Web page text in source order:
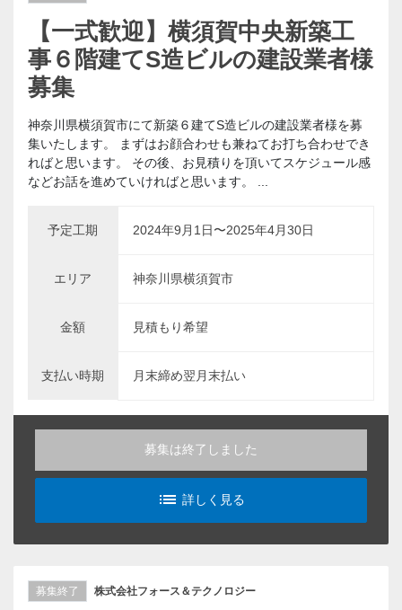
【一式歓迎】横須賀中央新築工
事６階建てS造ビルの建設業者様
募集
神奈川県横須賀市にて新築６建てS造ビルの建設業者様を募
集いたします。 まずはお顔合わせも兼ねてお打ち合わせでき
ればと思います。 その後、お見積りを頂いてスケジュール感
などお話を進めていければと思います。 ...
予定工期 2024年9月1日〜2025年4月30日
エリア 神奈川県横須賀市
金額 見積もり希望
支払い時期 月末締め翌月末払い
募集は終了しました
list_alt
詳しく見る
募集終了 株式会社フォース＆テクノロジー